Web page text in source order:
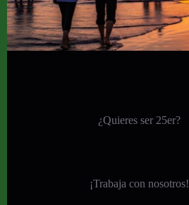
¿Quieres ser 25er?
¡Trabaja con nosotros!